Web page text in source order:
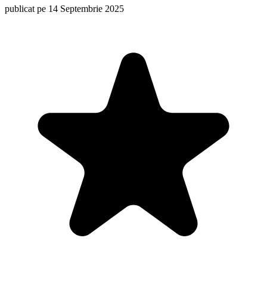
publicat pe 14 Septembrie 2025